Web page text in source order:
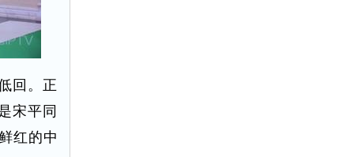
回。正
宋平同
红的中